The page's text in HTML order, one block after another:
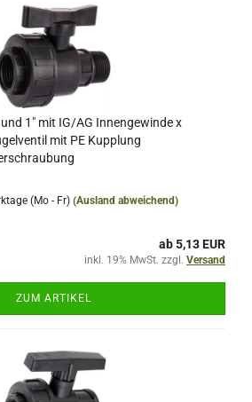
1" mit IG/AG Innengewinde x
mit PE Kupplung
(Mo - Fr) (Ausland abweichend)
ab 5,13 EUR
inkl. 19% MwSt. zzgl. Versand
ZUM ARTIKEL